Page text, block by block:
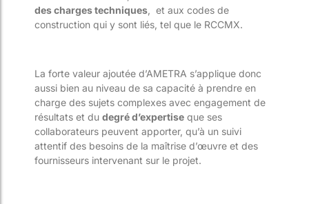
des charges techniques , et aux codes de
construction qui y sont liés, tel que le RCCMX.
La forte valeur ajoutée d’AMETRA s’applique donc
aussi bien au niveau de sa capacité à prendre en
charge des sujets complexes avec engagement de
résultats et du degré d’expertise que ses
collaborateurs peuvent apporter, qu’à un suivi
attentif des besoins de la maîtrise d’œuvre et des
fournisseurs intervenant sur le projet.